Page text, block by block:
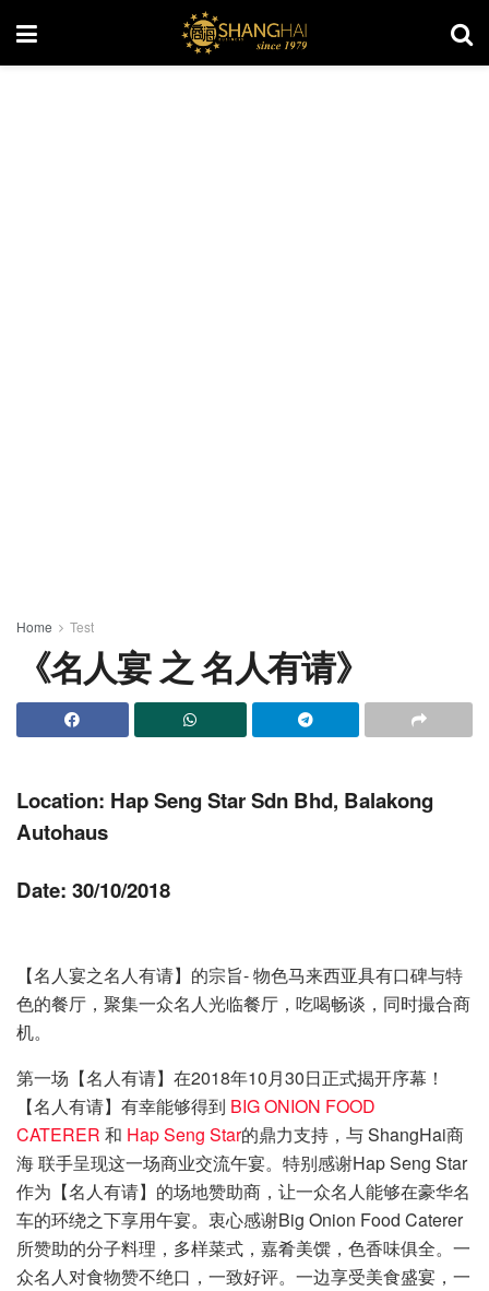
Home Test
《名人宴 之 名人有请》
Location: Hap Seng Star Sdn Bhd, Balakong
Autohaus
Date: 30/10/2018
【名人宴之名人有请】的宗旨- 物色马来西亚具有口碑与特
色的餐厅，聚集一众名人光临餐厅，吃喝畅谈，同时撮合商
机。
第一场【名人有请】在2018年10月30日正式揭开序幕！
【名人有请】有幸能够得到 BIG ONION FOOD
CATERER 和 Hap Seng Star的鼎力支持，与 ShangHai商
海 联手呈现这一场商业交流午宴。特别感谢Hap Seng Star
作为【名人有请】的场地赞助商，让一众名人能够在豪华名
车的环绕之下享用午宴。衷心感谢Big Onion Food Caterer
所赞助的分子料理，多样菜式，嘉肴美馔，色香味俱全。一
众名人对食物赞不绝口，一致好评。一边享受美食盛宴，一